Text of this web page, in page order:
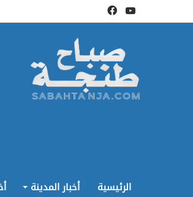
فيسبوكيوتيوب
الرئيسية أخبار المدينة